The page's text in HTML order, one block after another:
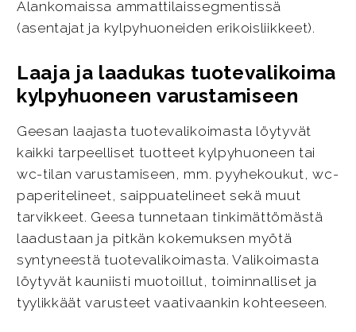
Alankomaissa ammattilaissegmentissä
(asentajat ja kylpyhuoneiden erikoisliikkeet).
Laaja ja laadukas tuotevalikoima
kylpyhuoneen varustamiseen
Geesan laajasta tuotevalikoimasta löytyvät
kaikki tarpeelliset tuotteet kylpyhuoneen tai
wc-tilan varustamiseen, mm. pyyhekoukut, wc-
paperitelineet, saippuatelineet sekä muut
tarvikkeet. Geesa tunnetaan tinkimättömästä
laadustaan ja pitkän kokemuksen myötä
syntyneestä tuotevalikoimasta. Valikoimasta
löytyvät kauniisti muotoillut, toiminnalliset ja
tyylikkäät varusteet vaativaankin kohteeseen.